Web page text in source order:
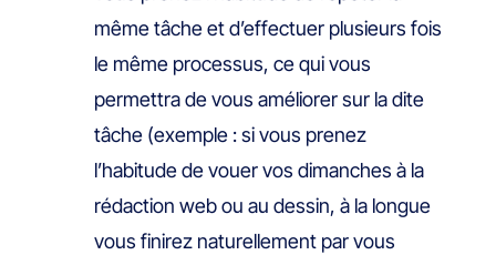
même tâche et d’effectuer plusieurs fois
le même processus, ce qui vous
permettra de vous améliorer sur la dite
tâche (exemple : si vous prenez
l’habitude de vouer vos dimanches à la
rédaction web ou au dessin, à la longue
vous finirez naturellement par vous